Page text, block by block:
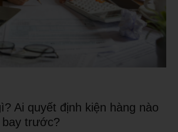
Ai quyết định kiện hàng nào
trước?